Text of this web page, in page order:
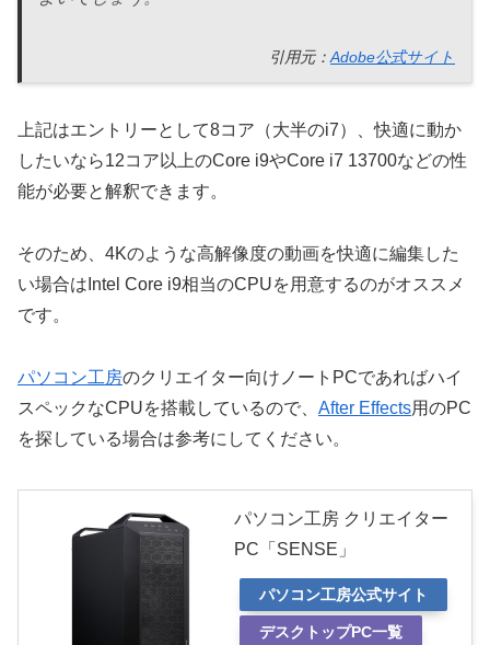
引用元：Adobe公式サイト
上記はエントリーとして8コア（大半のi7）、快適に動か
したいなら12コア以上のCore i9やCore i7 13700などの性
能が必要と解釈できます。
そのため、4Kのような高解像度の動画を快適に編集した
い場合はIntel Core i9相当のCPUを用意するのがオススメ
です。
パソコン工房のクリエイター向けノートPCであればハイ
スペックなCPUを搭載しているので、 After Effects用のPC
を探している場合は参考にしてください。
パソコン工房 クリエイター
PC「SENSE」
パソコン工房公式サイト
デスクトップPC一覧